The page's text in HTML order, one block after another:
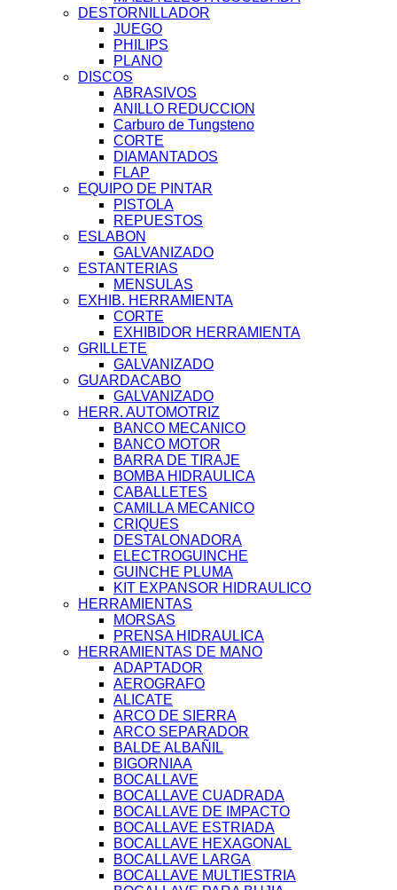
DESTORNILLADOR
JUEGO
PHILIPS
PLANO
DISCOS
ABRASIVOS
ANILLO REDUCCION
Carburo de Tungsteno
CORTE
DIAMANTADOS
FLAP
EQUIPO DE PINTAR
PISTOLA
REPUESTOS
ESLABON
GALVANIZADO
ESTANTERIAS
MENSULAS
EXHIB. HERRAMIENTA
CORTE
EXHIBIDOR HERRAMIENTA
GRILLETE
GALVANIZADO
GUARDACABO
GALVANIZADO
HERR. AUTOMOTRIZ
BANCO MECANICO
BANCO MOTOR
BARRA DE TIRAJE
BOMBA HIDRAULICA
CABALLETES
CAMILLA MECANICO
CRIQUES
DESTALONADORA
ELECTROGUINCHE
GUINCHE PLUMA
KIT EXPANSOR HIDRAULICO
HERRAMIENTAS
MORSAS
PRENSA HIDRAULICA
HERRAMIENTAS DE MANO
ADAPTADOR
AEROGRAFO
ALICATE
ARCO DE SIERRA
ARCO SEPARADOR
BALDE ALBAÑIL
BIGORNIAA
BOCALLAVE
BOCALLAVE CUADRADA
BOCALLAVE DE IMPACTO
BOCALLAVE ESTRIADA
BOCALLAVE HEXAGONAL
BOCALLAVE LARGA
BOCALLAVE MULTIESTRIA